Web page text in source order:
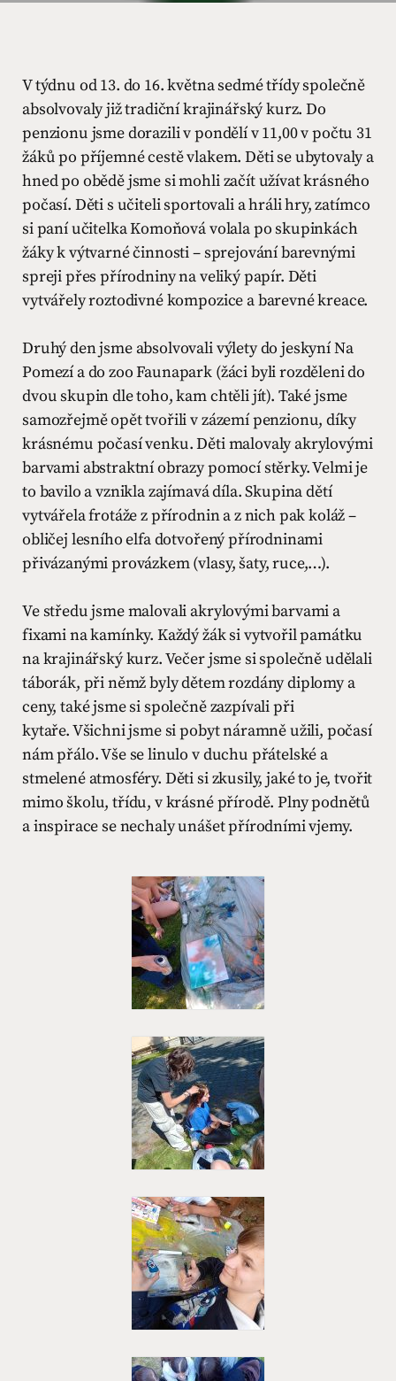
V týdnu od 13. do 16. května sedmé třídy společně
absolvovaly již tradiční krajinářský kurz. Do
penzionu jsme dorazili v pondělí v 11,00 v počtu 31
žáků po příjemné cestě vlakem. Děti se ubytovaly a
hned po obědě jsme si mohli začít užívat krásného
počasí. Děti s učiteli sportovali a hráli hry, zatímco
si paní učitelka Komoňová volala po skupinkách
žáky k výtvarné činnosti – sprejování barevnými
spreji přes přírodniny na veliký papír. Děti
vytvářely roztodivné kompozice a barevné kreace.
Druhý den jsme absolvovali výlety do jeskyní Na
Pomezí a do zoo Faunapark (žáci byli rozděleni do
dvou skupin dle toho, kam chtěli jít). Také jsme
samozřejmě opět tvořili v zázemí penzionu, díky
krásnému počasí venku. Děti malovaly akrylovými
barvami abstraktní obrazy pomocí stěrky. Velmi je
to bavilo a vznikla zajímavá díla. Skupina dětí
vytvářela frotáže z přírodnin a z nich pak koláž –
obličej lesního elfa dotvořený přírodninami
přivázanými provázkem (vlasy, šaty, ruce,…).
Ve středu jsme malovali akrylovými barvami a
fixami na kamínky. Každý žák si vytvořil památku
na krajinářský kurz. Večer jsme si společně udělali
táborák, při němž byly dětem rozdány diplomy a
ceny, také jsme si společně zazpívali při
kytaře. Všichni jsme si pobyt náramně užili, počasí
nám přálo. Vše se linulo v duchu přátelské a
stmelené atmosféry. Děti si zkusily, jaké to je, tvořit
mimo školu, třídu, v krásné přírodě. Plny podnětů
a inspirace se nechaly unášet přírodními vjemy.